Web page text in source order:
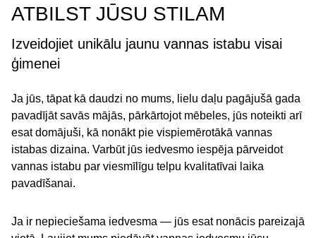
ATBILST JŪSU STILAM
Izveidojiet unikālu jaunu vannas istabu visai
ģimenei
Ja jūs, tāpat kā daudzi no mums, lielu daļu pagājušā gada
pavadījāt savās mājās, pārkārtojot mēbeles, jūs noteikti arī
esat domājuši, kā nonākt pie vispiemērotākā vannas
istabas dizaina. Varbūt jūs iedvesmo iespēja pārveidot
vannas istabu par viesmīlīgu telpu kvalitatīvai laika
pavadīšanai.
Ja ir nepieciešama iedvesma — jūs esat nonācis pareizajā